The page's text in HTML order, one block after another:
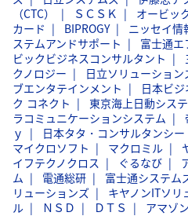
（CTC）
ＳＣＳＫ オービッ
カード
BIPROGY ニッセイ情
ステムアンドサポート
富士通エ
ビックビジネスコンサルタント
クノロジー
日立ソリューション
ブエンタテインメント
日本ビ
ク コネクト
東京海上日動シス
ラコミュニケーションシステム
ｙ
日本タタ・コンサルタンシ
マイクロソフト
マクロミル
イフテクノクロス
ぐるなび
ム
電通総研 富士通システム
リューションズ
キヤノンITソリ
ル
ＮＳＤ ＤＴＳ アマゾ